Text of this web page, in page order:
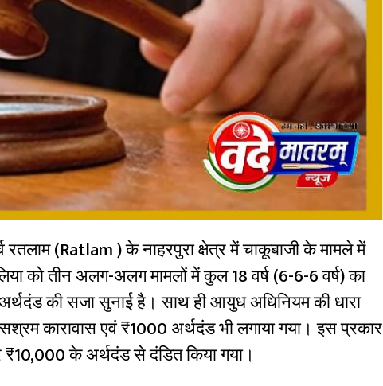
रतलाम (Ratlam ) के नाहरपुरा क्षेत्र में चाकूबाजी के मामले में
को तीन अलग-अलग मामलों में कुल 18 वर्ष (6-6-6 वर्ष) का
की सजा सुनाई है। साथ ही आयुध अधिनियम की धारा
कारावास एवं ₹1000 अर्थदंड भी लगाया गया। इस प्रकार
के अर्थदंड से दंडित किया गया।